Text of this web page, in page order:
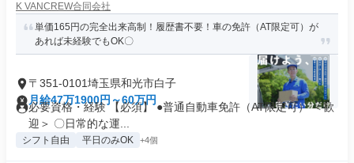
K VANCREW合同会社
単価165円の完全出来高制！履歴書不要！車の免許（AT限定可）が
あれば未経験でもOK〇
〒351-0101埼玉県和光市白子
月給47万1900円～60万円
必要資格・経験 【必須】 ●普通自動車免許（AT限定可） ＜歓
迎＞ 〇日常的な運...
シフト自由 平日のみOK +4個